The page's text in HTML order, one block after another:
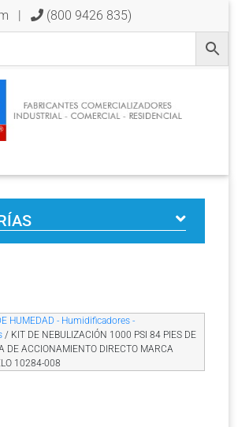
| (800 9426 835)
HUMEDAD - Humidificadores -
/ KIT DE NEBULIZACIÓN 1000 PSI 84 PIES DE
DE ACCIONAMIENTO DIRECTO MARCA
10284-008